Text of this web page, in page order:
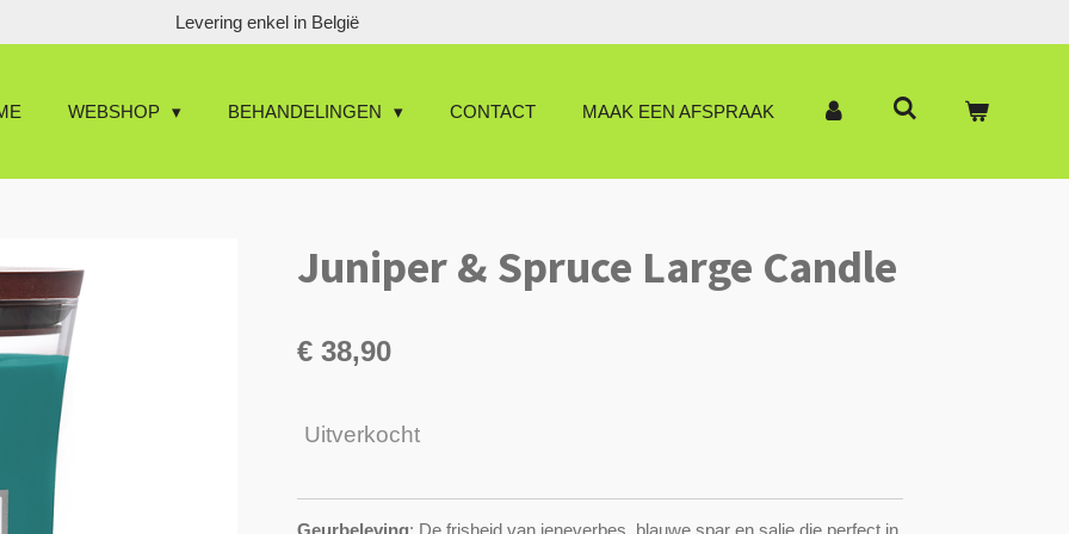
Levering enkel in België
WEBSHOP BEHANDELINGEN CONTACT MAAK EEN AFSPRAAK
Juniper & Spruce Large Candle
€ 38,90
Uitverkocht